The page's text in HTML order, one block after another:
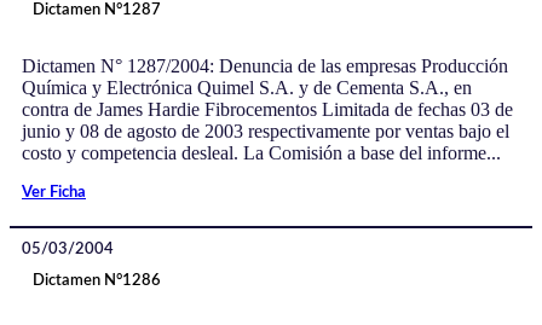
Dictamen N°1287
Dictamen N° 1287/2004: Denuncia de las empresas Producción
Química y Electrónica Quimel S.A. y de Cementa S.A., en
contra de James Hardie Fibrocementos Limitada de fechas 03 de
junio y 08 de agosto de 2003 respectivamente por ventas bajo el
costo y competencia desleal. La Comisión a base del informe...
Ver Ficha
05/03/2004
Dictamen N°1286